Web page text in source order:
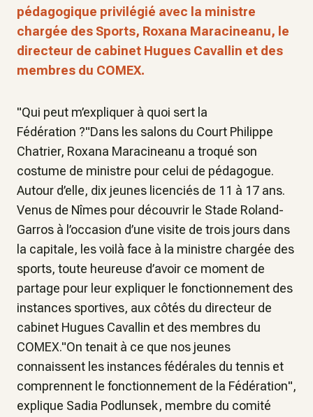
pédagogique privilégié avec la ministre
chargée des Sports, Roxana Maracineanu, le
directeur de cabinet Hugues Cavallin et des
membres du COMEX.
"Qui peut m’expliquer à quoi sert la
Fédération ?"Dans les salons du Court Philippe
Chatrier, Roxana Maracineanu a troqué son
costume de ministre pour celui de pédagogue.
Autour d’elle, dix jeunes licenciés de 11 à 17 ans.
Venus de Nîmes pour découvrir le Stade Roland-
Garros à l’occasion d’une visite de trois jours dans
la capitale, les voilà face à la ministre chargée des
sports, toute heureuse d’avoir ce moment de
partage pour leur expliquer le fonctionnement des
instances sportives, aux côtés du directeur de
cabinet Hugues Cavallin et des membres du
COMEX."On tenait à ce que nos jeunes
connaissent les instances fédérales du tennis et
comprennent le fonctionnement de la Fédération",
explique Sadia Podlunsek, membre du comité